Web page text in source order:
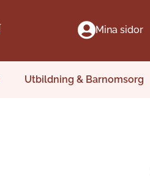
Mina sidor
Utbildning & Barnomsorg